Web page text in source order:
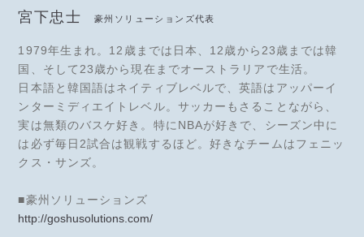
宮下忠士 豪州ソリューションズ代表
1979年生まれ。12歳までは日本、12歳から23歳までは韓
国、そして23歳から現在までオーストラリアで生活。
日本語と韓国語はネイティブレベルで、英語はアッパーイ
ンターミディエイトレベル。サッカーもさることながら、
実は無類のバスケ好き。特にNBAが好きで、シーズン中に
は必ず毎日2試合は観戦するほど。好きなチームはフェニッ
クス・サンズ。
■豪州ソリューションズ
http://goshusolutions.com/